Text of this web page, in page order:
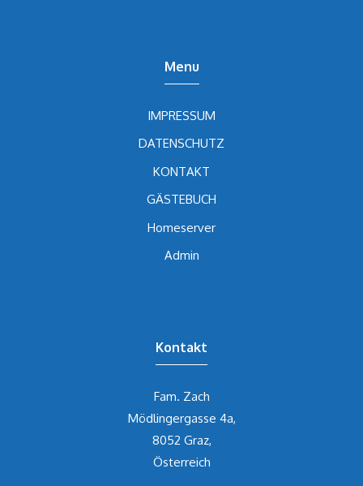
Menu
IMPRESSUM
DATENSCHUTZ
KONTAKT
GÄSTEBUCH
Homeserver
Admin
Kontakt
Fam. Zach
Mödlingergasse 4a,
8052 Graz,
Österreich